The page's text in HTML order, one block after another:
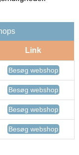
Link
Besøg webshop
Besøg webshop
Besøg webshop
Besøg webshop